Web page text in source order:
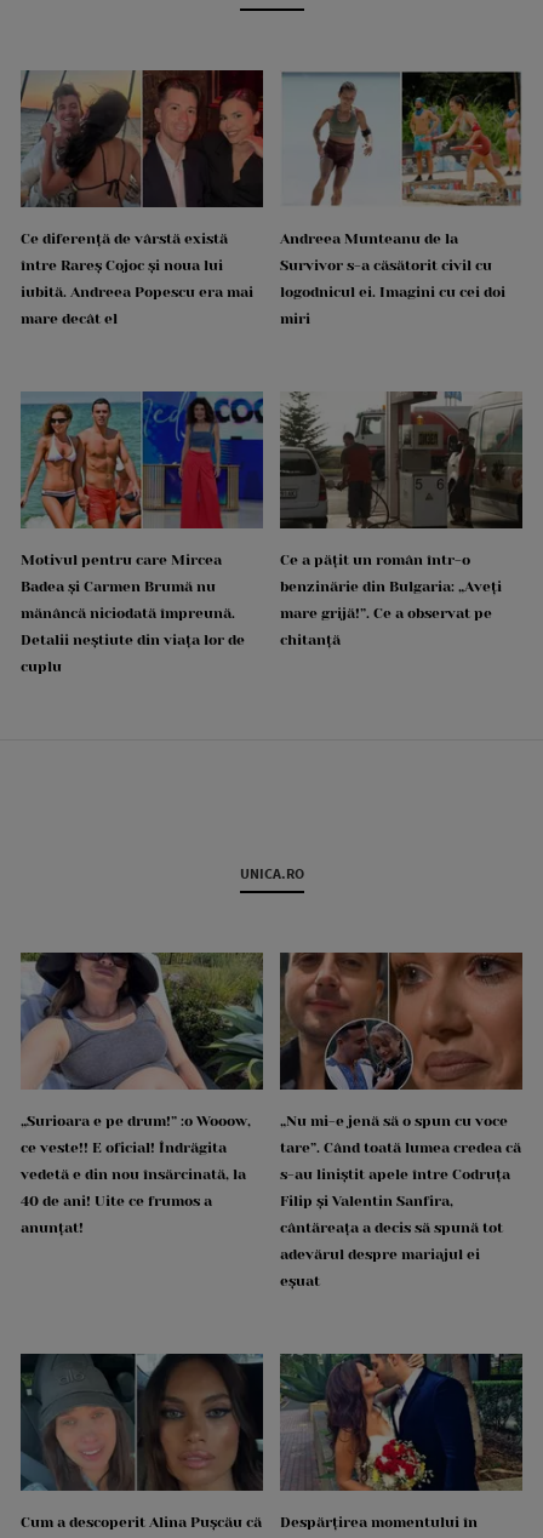
Ce diferență de vârstă există
între Rareș Cojoc și noua lui
iubită. Andreea Popescu era mai
mare decât el
Andreea Munteanu de la
Survivor s-a căsătorit civil cu
logodnicul ei. Imagini cu cei doi
miri
Motivul pentru care Mircea
Badea și Carmen Brumă nu
mănâncă niciodată împreună.
Detalii neștiute din viața lor de
cuplu
Ce a pățit un român într-o
benzinărie din Bulgaria: „Aveți
mare grijă!”. Ce a observat pe
chitanță
UNICA.RO
„Surioara e pe drum!” :o Wooow,
ce veste!! E oficial! Îndrăgita
vedetă e din nou însărcinată, la
40 de ani! Uite ce frumos a
anunțat!
„Nu mi-e jenă să o spun cu voce
tare”. Când toată lumea credea că
s-au liniștit apele între Codruța
Filip și Valentin Sanfira,
cântăreața a decis să spună tot
adevărul despre mariajul ei
eșuat
Cum a descoperit Alina Pușcău că
Despărțirea momentului în